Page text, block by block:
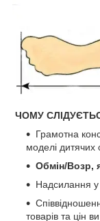
ЧОМУ
Грамотна
моделі дитячих
Обмін/Возр,
Надсилання
товарів та цін